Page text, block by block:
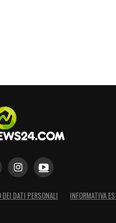
DATI PERSONALI INFORMATIVA